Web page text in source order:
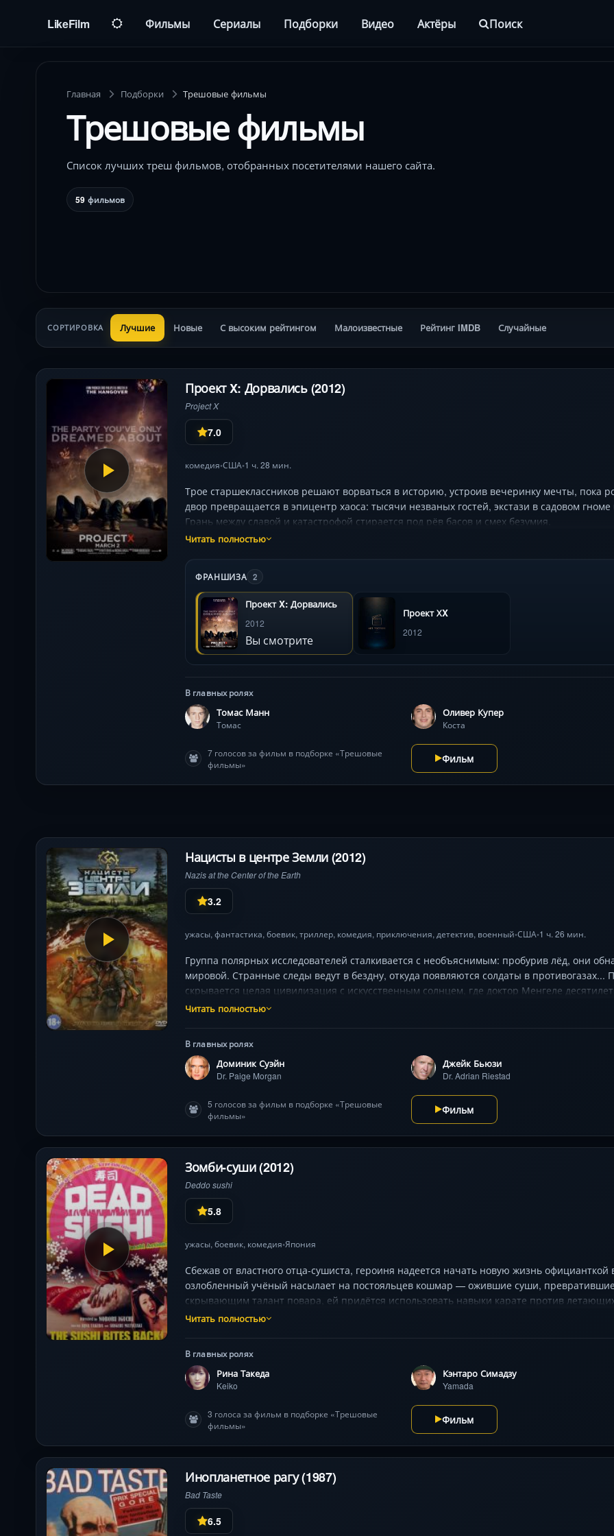
LikeFilm Фильмы Сериалы Подборки Видео Актёры Поиск
Главная Подборки Трешовые фильмы
Трешовые фильмы
Список лучших треш фильмов, отобранных посетителями нашего сайта.
59 фильмов
СОРТИРОВКА Лучшие Новые С высоким рейтингом Малоизвестные Рейтинг IMDB Случайные
Проект X: Дорвались (2012)
Project X
7.0
комедия•США•1 ч. 28 мин.
Трое старшеклассников решают ворваться в историю, устроив вечеринку мечты, пока
двор превращается в эпицентр хаоса: тысячи незваных гостей, экстази в садовом
Грань между славой и катастрофой стирается под рёв басов и смех безумия.
Читать полностью
ФРАНШИЗА 2
Проект X: Дорвались
2012
Вы смотрите
Проект ХX
2012
В главных ролях
Томас Манн
Томас
Оливер Купер
Коста
7 голосов за фильм в подборке «Трешовые
фильмы»
Фильм
Нацисты в центре Земли (2012)
Nazis at the Center of the Earth
3.2
ужасы, фантастика, боевик, триллер, комедия, приключения, детектив, военный•США•1 ч. 26 мин.
Группа полярных исследователей сталкивается с необъяснимым: пробурив лёд, они
мировой. Странные следы ведут в бездну, откуда появляются солдаты в
скрывается целая цивилизация с искусственным солнцем, где доктор Менгеле
армия зомбированных солдат и киборгизированные технологии готовы к вторжению.
Читать полностью
В главных ролях
Доминик Суэйн
Dr. Paige Morgan
Джейк Бьюзи
Dr. Adrian Riestad
5 голосов за фильм в подборке «Трешовые
фильмы»
Фильм
Зомби-суши (2012)
Deddo sushi
5.8
ужасы, боевик, комедия•Япония
Сбежав от властного отца-сушиста, героиня надеется начать новую жизнь
озлобленный учёный насылает на постояльцев кошмар — ожившие суши,
скрывающим талант повара, ей придётcя использовать навыки карате против
топором. Фильм взрывает экран примитивными, но очаровательными спецэффектами и
Читать полностью
В главных ролях
Рина Такеда
Keiko
Кэнтаро Симадзу
Yamada
3 голоса за фильм в подборке «Трешовые
фильмы»
Фильм
Инопланетное рагу (1987)
Bad Taste
6.5